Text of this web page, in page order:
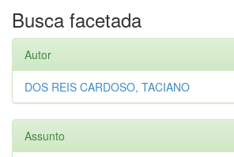
Busca facetada
Autor
DOS REIS CARDOSO, TACIANO
Assunto